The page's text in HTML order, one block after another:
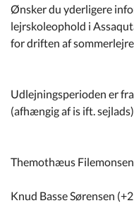
Ønsker du yderligere
lejrskoleophold i
for driften af
Udlejningsperioden er
(afhængig af is ift. sejlads).
Themothæus
Knud Basse Sørensen